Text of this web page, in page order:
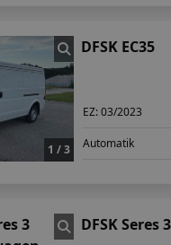
1 / 3
DFSK EC35
EZ:03/2023
Automatik
DFSK Seres 3